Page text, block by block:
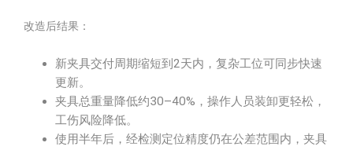
改造后结果：
新夹具交付周期缩短到2天内，复杂工位可同步快速
更新。
夹具总重量降低约30–40%，操作人员装卸更轻松，
工伤风险降低。
使用半年后，经检测定位精度仍在公差范围内，夹具